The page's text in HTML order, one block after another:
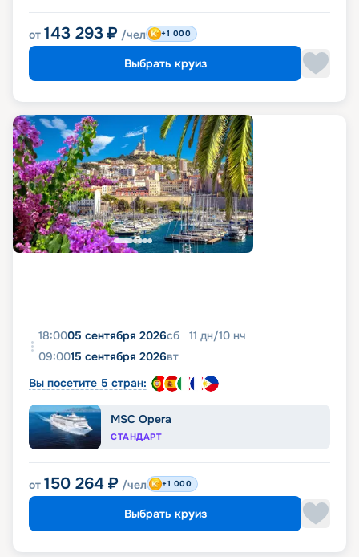
от 143 293 ₽ /чел +1 000
Выбрать круиз
18:0005 сентября 2026сб 11 дн/10 нч
09:0015 сентября 2026вт
Вы посетите 5 стран:
MSC Opera
СТАНДАРТ
от 150 264 ₽ /чел +1 000
Выбрать круиз